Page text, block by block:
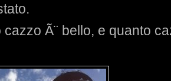
Ã¨ bello, e quanto